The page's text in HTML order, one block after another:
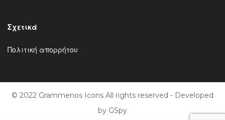
Σχετικά
Πολιτική απορρήτου
© 2022 Grammenos Icons All rights reserved - Developed
by GSpy